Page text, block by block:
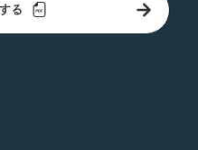
る